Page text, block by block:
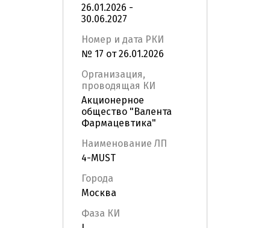
26.01.2026 -
30.06.2027
Номер и дата РКИ
№ 17 от 26.01.2026
Организация,
проводящая КИ
Акционерное
общество "Валента
Фармацевтика"
Наименование ЛП
4-MUST
Города
Москва
Фаза КИ